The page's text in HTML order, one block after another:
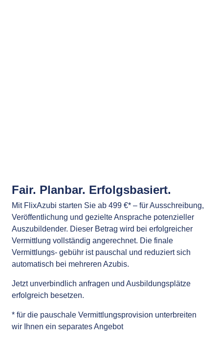
Fair. Planbar. Erfolgsbasiert.
Mit FlixAzubi starten Sie ab 499 €* – für Ausschreibung,
Veröffentlichung und gezielte Ansprache potenzieller
Auszubildender. Dieser Betrag wird bei erfolgreicher
Vermittlung vollständig angerechnet. Die finale
Vermittlungs- gebühr ist pauschal und reduziert sich
automatisch bei mehreren Azubis.
Jetzt unverbindlich anfragen und Ausbildungsplätze
erfolgreich besetzen.
* für die pauschale Vermittlungsprovision unterbreiten
wir Ihnen ein separates Angebot